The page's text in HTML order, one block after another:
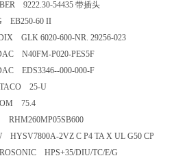
9222.30-54435 带插头
EB250-60 II
GLK 6020-600-NR. 29256-023
N40FM-P020-PES5F
EDS3346--000-000-F
25-U
75.4
RHM260MP05SB600
HYSV7800A-2VZ C P4 TA X UL G50 CP
HPS+35/DIU/TC/E/G